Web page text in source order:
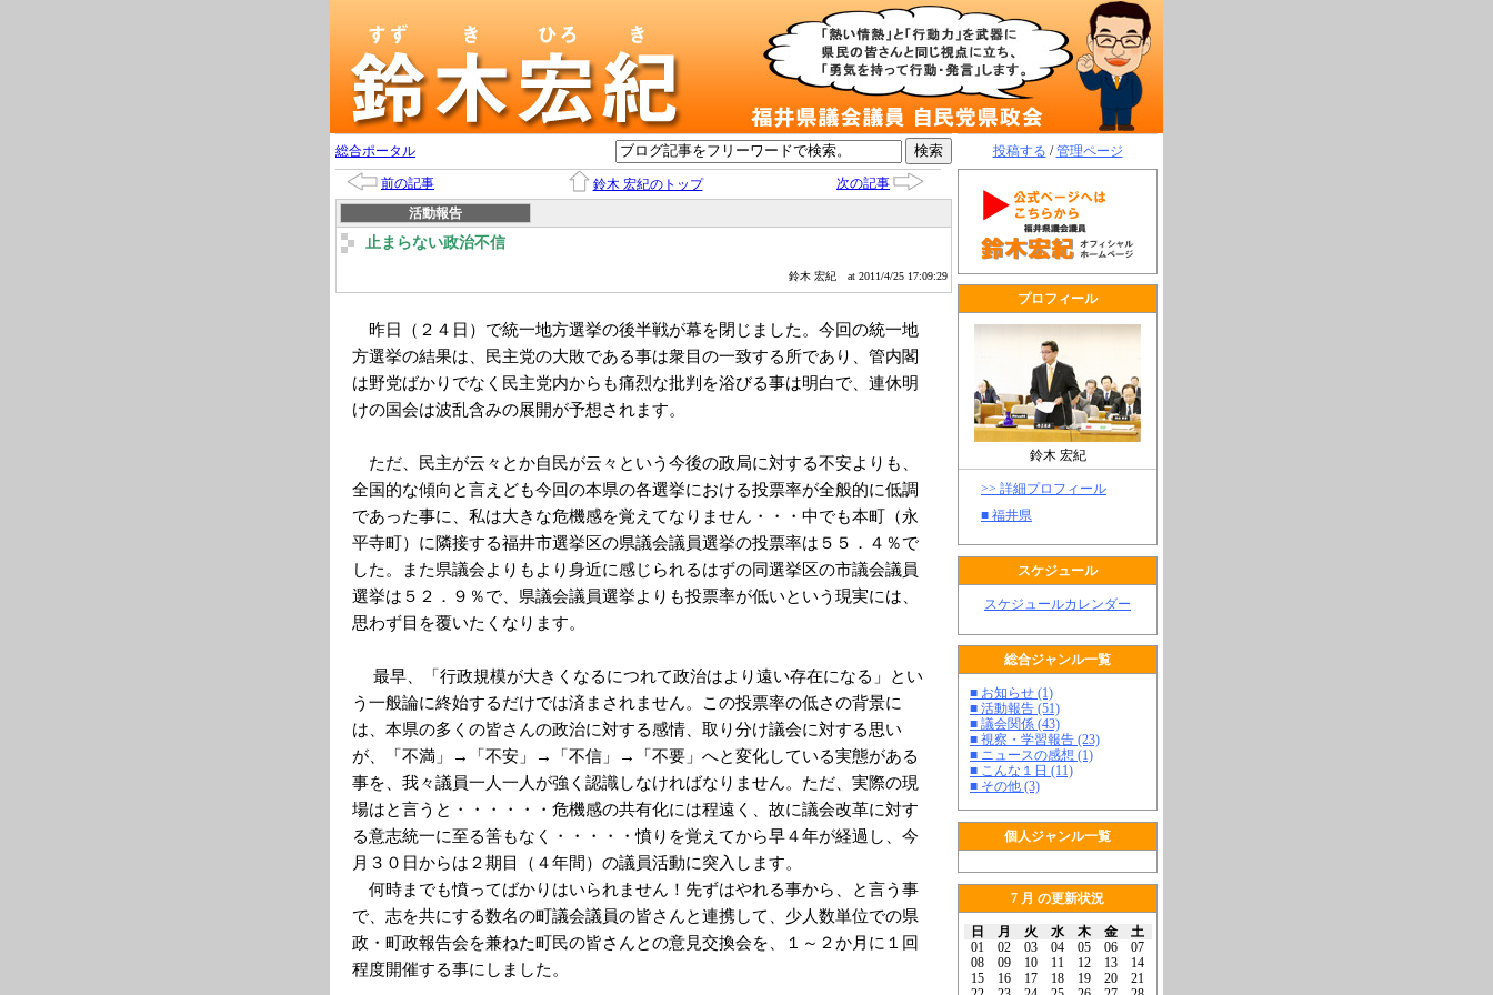
投稿する /管理ページ
プロフィール
鈴木 宏紀
>> 詳細プロフィール
■ 福井県
スケジュール
スケジュールカレンダー
総合ジャンル一覧
■ お知らせ (1)
■ 活動報告 (51)
■ 議会関係 (43)
■ 視察・学習報告 (23)
■ ニュースの感想 (1)
■ こんな１日 (11)
■ その他 (3)
個人ジャンル一覧
7 月 の更新状況
日 月 火 水 木 金
土
01
02 03 04 05 06
07
08
09 10 11 12 13
14
15
16 17 18 19 20
21
総合ポータル
前の記事 鈴木 宏紀のトップ
次の記事
活動報告
止まらない政治不信
鈴木 宏紀 at 2011/4/25 17:09:29
昨日（２４日）で統一地方選挙の後半戦が幕を閉じました。今回の統一地
方選挙の結果は、民主党の大敗である事は衆目の一致する所であり、管内閣
は野党ばかりでなく民主党内からも痛烈な批判を浴びる事は明白で、連休明
けの国会は波乱含みの展開が予想されます。
ただ、民主が云々とか自民が云々という今後の政局に対する不安よりも、
全国的な傾向と言えども今回の本県の各選挙における投票率が全般的に低調
であった事に、私は大きな危機感を覚えてなりません・・・中でも本町（永
平寺町）に隣接する福井市選挙区の県議会議員選挙の投票率は５５．４％で
した。また県議会よりもより身近に感じられるはずの同選挙区の市議会議員
選挙は５２．９％で、県議会議員選挙よりも投票率が低いという現実には、
思わず目を覆いたくなります。
最早、「行政規模が大きくなるにつれて政治はより遠い存在になる」とい
う一般論に終始するだけでは済まされません。この投票率の低さの背景に
は、本県の多くの皆さんの政治に対する感情、取り分け議会に対する思い
が、「不満」→「不安」→「不信」→「不要」へと変化している実態がある
事を、我々議員一人一人が強く認識しなければなりません。ただ、実際の現
場はと言うと・・・・・・危機感の共有化には程遠く、故に議会改革に対す
る意志統一に至る筈もなく・・・・・憤りを覚えてから早４年が経過し、今
月３０日からは２期目（４年間）の議員活動に突入します。
何時までも憤ってばかりはいられません！先ずはやれる事から、と言う事
で、志を共にする数名の町議会議員の皆さんと連携して、少人数単位での県
政・町政報告会を兼ねた町民の皆さんとの意見交換会を、１～２か月に１回
程度開催する事にしました。